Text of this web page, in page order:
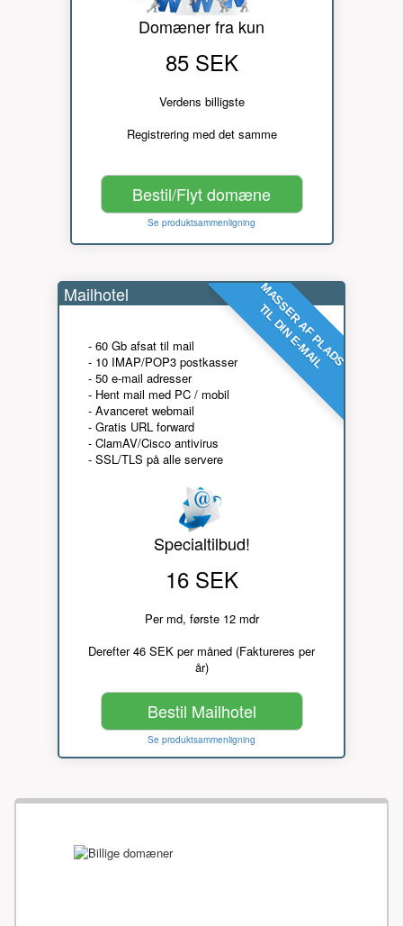
Domæner fra kun
85 SEK
Verdens billigste
Registrering med det samme
Bestil/Flyt domæne
Se produktsammenligning
MASSER AF PLADS
TIL DIN E-MAIL
Mailhotel
- 60 Gb afsat til mail
- 10 IMAP/POP3 postkasser
- 50 e-mail adresser
- Hent mail med PC / mobil
- Avanceret webmail
- Gratis URL forward
- ClamAV/Cisco antivirus
- SSL/TLS på alle servere
Specialtilbud!
16 SEK
Per md, første 12 mdr
Derefter 46 SEK per måned (Faktureres per
år)
Bestil Mailhotel
Se produktsammenligning